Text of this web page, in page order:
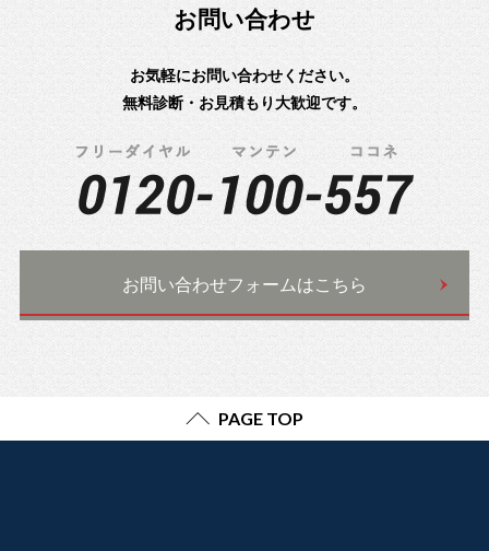
お問い合わせ
お気軽にお問い合わせください。
無料診断・お見積もり大歓迎です。
お問い合わせフォームはこちら
PAGE TOP